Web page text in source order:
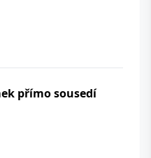
přímo sousedí